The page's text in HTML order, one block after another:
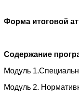
Форма итоговой
Содержание
Модуль
Модуль 2.